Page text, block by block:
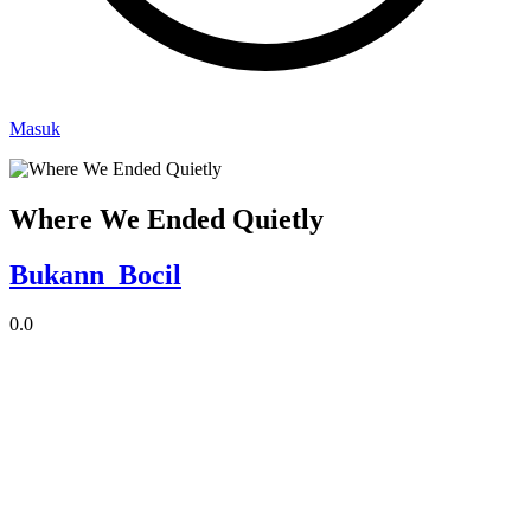
Masuk
Where We Ended Quietly
Bukann_Bocil
0.0